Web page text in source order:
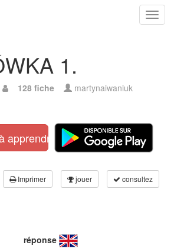
1.
128 fiche martynaiwaniuk
Imprimer jouer consultez
réponse